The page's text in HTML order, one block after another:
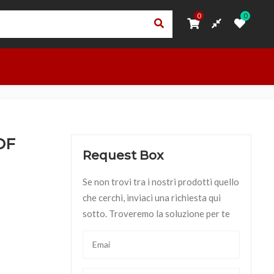
0 0
0 0
quantità
Request Box
Se non trovi tra i nostri prodotti quello
che cerchi, inviaci una richiesta qui
sotto. Troveremo la soluzione per te